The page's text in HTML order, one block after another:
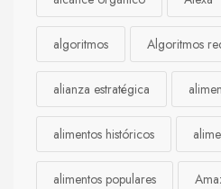
algoritmos Algoritmos
alianza estratégica
alimentos históricos
alimentos populares